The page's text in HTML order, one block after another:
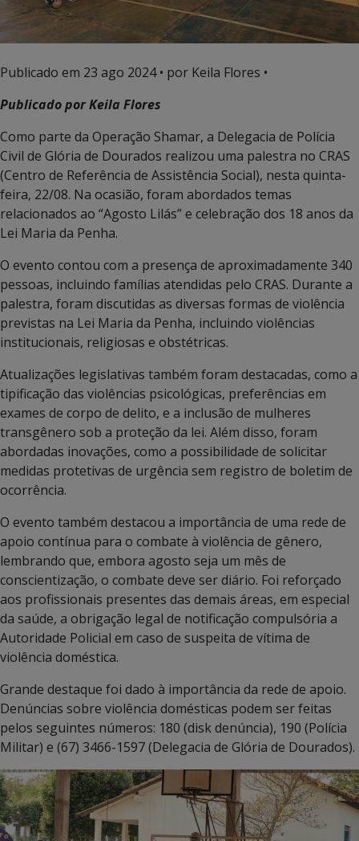
Publicado em 23 ago 2024• por Keila Flores •
Publicado por Keila Flores
Como parte da Operação Shamar, a Delegacia de Polícia
Civil de Glória de Dourados realizou uma palestra no CRAS
(Centro de Referência de Assistência Social), nesta quinta-
feira, 22/08. Na ocasião, foram abordados temas
relacionados ao “Agosto Lilás” e celebração dos 18 anos da
Lei Maria da Penha.
O evento contou com a presença de aproximadamente 340
pessoas, incluindo famílias atendidas pelo CRAS. Durante a
palestra, foram discutidas as diversas formas de violência
previstas na Lei Maria da Penha, incluindo violências
institucionais, religiosas e obstétricas.
Atualizações legislativas também foram destacadas, como a
tipificação das violências psicológicas, preferências em
exames de corpo de delito, e a inclusão de mulheres
transgênero sob a proteção da lei. Além disso, foram
abordadas inovações, como a possibilidade de solicitar
medidas protetivas de urgência sem registro de boletim de
ocorrência.
O evento também destacou a importância de uma rede de
apoio contínua para o combate à violência de gênero,
lembrando que, embora agosto seja um mês de
conscientização, o combate deve ser diário. Foi reforçado
aos profissionais presentes das demais áreas, em especial
da saúde, a obrigação legal de notificação compulsória a
Autoridade Policial em caso de suspeita de vítima de
violência doméstica.
Grande destaque foi dado à importância da rede de apoio.
Denúncias sobre violência domésticas podem ser feitas
pelos seguintes números: 180 (disk denúncia), 190 (Polícia
Militar) e (67) 3466-1597 (Delegacia de Glória de Dourados).